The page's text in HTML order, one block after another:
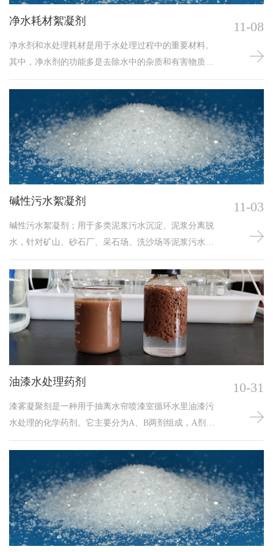
净水耗材絮凝剂
净水剂和水处理耗材是用于水处理过程中的重要材料。
其中，净水剂的功能多是去除水中的杂质和有害物质，
而水处理耗材则用于支持净水过程的顺利进行；净水剂
的主要成分包括丙烯酰胺、硫酸铁、聚合硫酸铁、氯化
铝等。这些成分具有不同的作用，例如氯化铝主要用作
混凝剂，帮助沉淀水中的悬浮物；聚合硫酸铁则是一种
的多价混凝剂，能够去除水中的多种污染物；水处理耗
材包括滤料、活性炭、离子交换树脂、曝气器等，它们
在净水过程中起到重要作用。例如，滤料可以去除水中
的悬浮物和胶体，活性炭则可以吸附水中的有机物和余
11-08
碱性污水絮凝剂
碱性污水絮凝剂；用于多类泥浆污水沉淀、泥浆分离脱
水，针对矿山、砂石厂、采石场、洗沙场等泥浆污水沉
淀脱水效果较佳；碱性废水絮凝剂是一种用于处理废水
的化学物质。在污水处理过程中，它有助于使废水中的
悬浮物和胶体物质凝聚并沉降，以便分离和处理。
11-03
油漆水处理药剂
漆雾凝聚剂是一种用于抽离水帘喷漆室循环水里油漆污
水处理的化学药剂。它主要分为A、B两剂组成，A剂用
于去除落在水中油漆的粘性，B剂使水和漆渣分离，将水
中的漆渣凝集悬浮起来便于打捞或刮渣机除渣；油漆污
水处理药剂主要有分散型、凝聚吸附型、水性漆雾凝聚
型等种类，这些产品主要通过以下方式使油漆失粘、絮
凝：使漆雾皂化，消除其粘性，生成一种不溶于水的碱
皂物质，分散在水中；中和漆雾外层电荷的同时使漆雾
凝聚，凝聚粒子之间通过相互碰撞而粘结成絮块，再由
10-31